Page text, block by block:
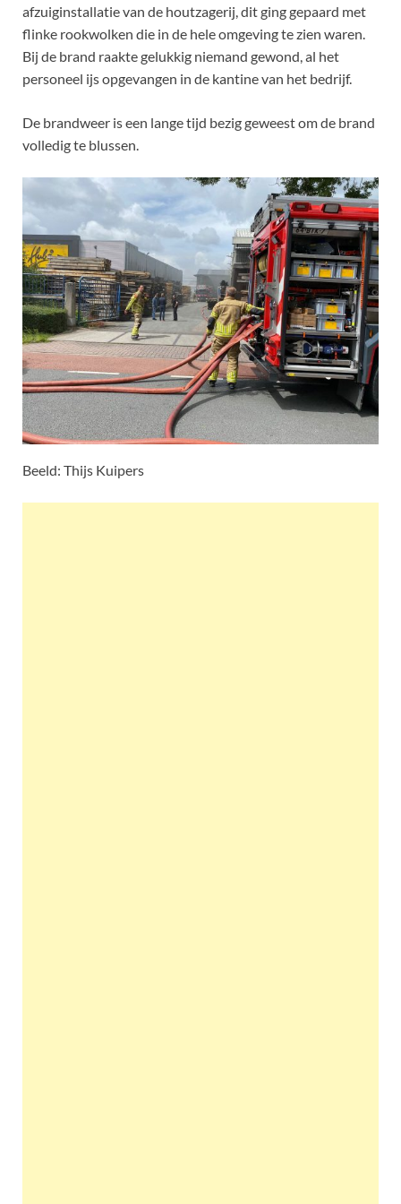
afzuiginstallatie van de houtzagerij, dit ging gepaard met
flinke rookwolken die in de hele omgeving te zien waren.
Bij de brand raakte gelukkig niemand gewond, al het
personeel ijs opgevangen in de kantine van het bedrijf.
De brandweer is een lange tijd bezig geweest om de brand
volledig te blussen.
Beeld: Thijs Kuipers